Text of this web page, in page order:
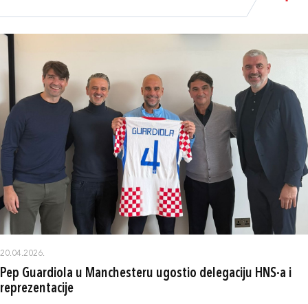
20.04.2026.
Pep Guardiola u Manchesteru ugostio delegaciju HNS-a i
reprezentacije